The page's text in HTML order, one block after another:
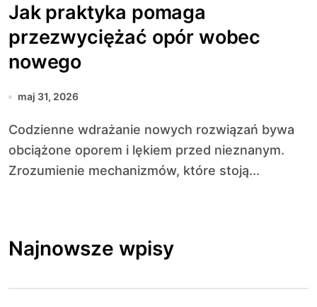
Jak praktyka pomaga
przezwyciężać opór wobec
nowego
maj 31, 2026
Codzienne wdrażanie nowych rozwiązań bywa
obciążone oporem i lękiem przed nieznanym.
Zrozumienie mechanizmów, które stoją...
Najnowsze wpisy